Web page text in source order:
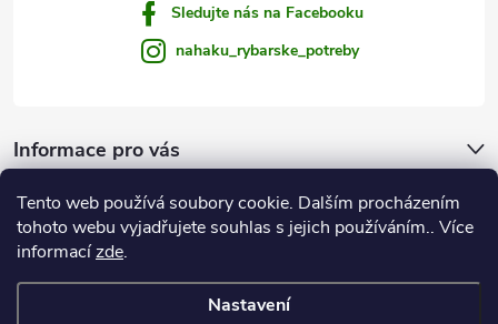
Tento web používá soubory cookie. Dalším procházením
tohoto webu vyjadřujete souhlas s jejich používáním.. Více
informacízde.
Nastavení
Informace pro vás
Zprávy od vody
Sledujte nás na Facebooku
nahaku_rybarske_potreby